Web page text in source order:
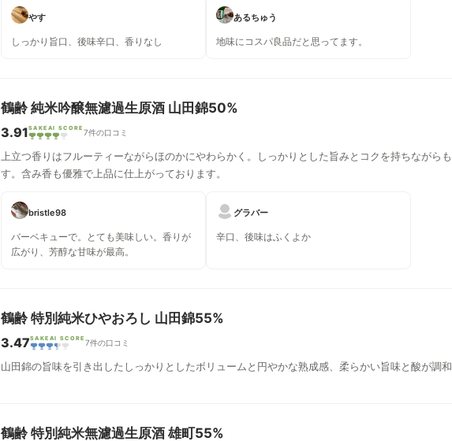
やす
しっかり旨口、後味辛口、香りなし
あるちゅう
地味にコスパ良品だと思ってます。
鶴齢 純米吟醸無濾過生原酒 山田錦50%
3.91SAKEAI SCORE 7件の口コミ
上立つ香りはフルーティーながらほのかにやわらかく。しっかりとした旨みとコクを持ちながら
す。含み香も優雅で上品に仕上がっております。
bristle98
バーベキューで。とても美味しい。香りが
広がり、芳醇な甘味が最高。
グラバー
辛口、後味はふくよか
鶴齢 特別純米ひやおろし 山田錦55%
3.47SAKEAI SCORE 7件の口コミ
山田錦の旨味を引き出したしっかりとしたボリュームと円やかな熟成感、柔らかい旨味と酸が調
鶴齢 特別純米無濾過生原酒 雄町55%